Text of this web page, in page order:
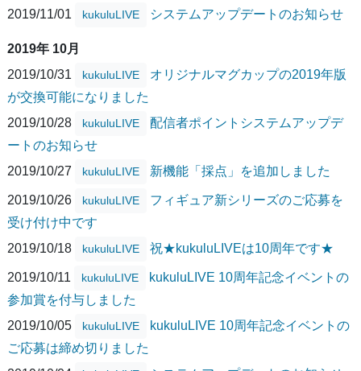
2019/11/01
kukuluLIVE システムアップデートのお知らせ
2019年 10月
2019/10/31
kukuluLIVE
オリジナルマグカップの2019年版
が交換可能になりました
2019/10/28
kukuluLIVE
配信者ポイントシステムアップデ
ートのお知らせ
2019/10/27
kukuluLIVE 新機能「採点」を追加しました
2019/10/26 kukuluLIVE
フィギュア新シリーズのご応募を
受け付け中です
2019/10/18
kukuluLIVE 祝★kukuluLIVEは10周年です★
2019/10/11 kukuluLIVE
kukuluLIVE 10周年記念イベントの
参加賞を付与しました
2019/10/05
kukuluLIVE
kukuluLIVE 10周年記念イベントの
ご応募は締め切りました